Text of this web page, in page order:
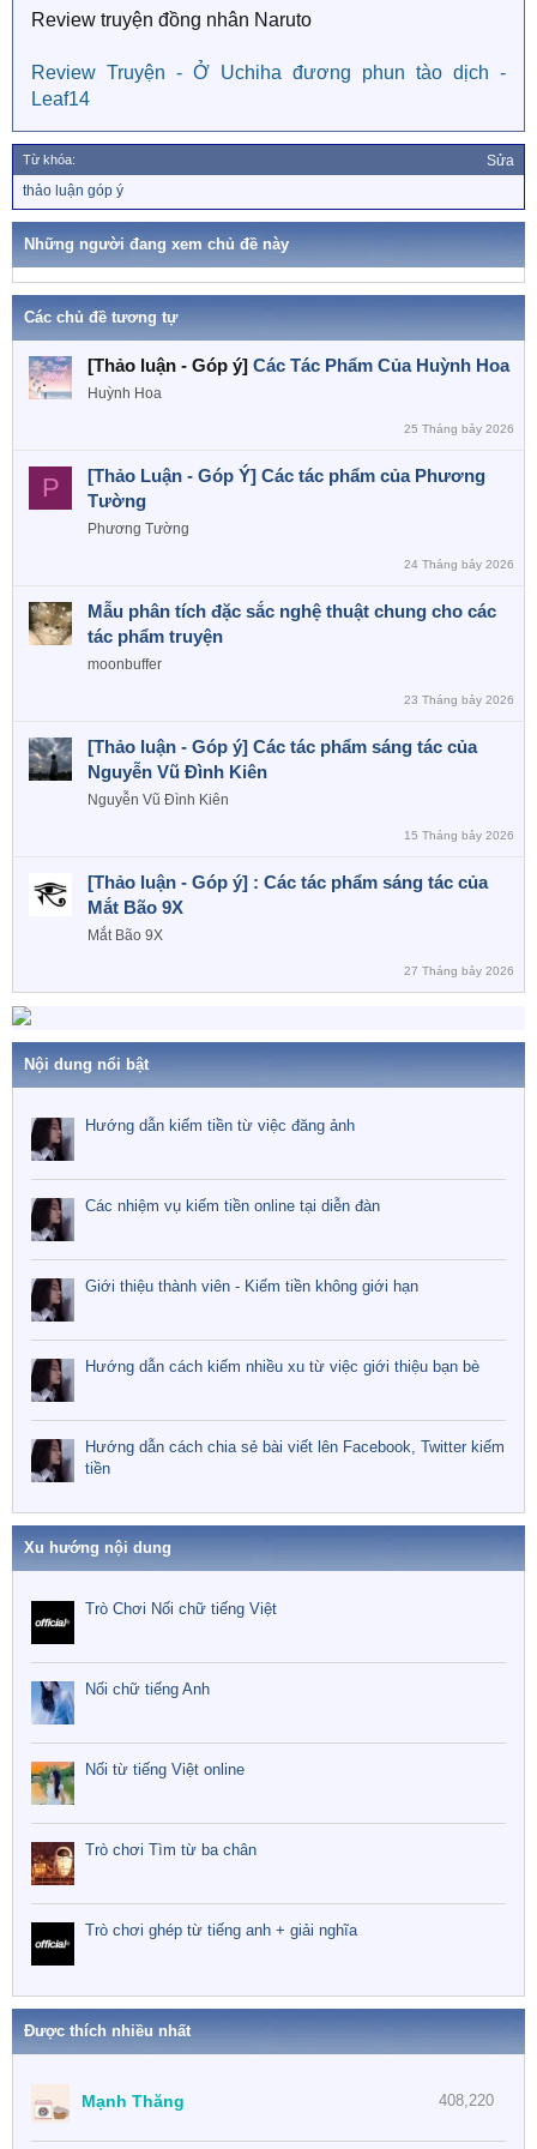
:Review truyện đồng nhân Naruto
Review Truyện - Ở Uchiha đương phun tào dịch -
Leaf14
Từ khóa: Sửa
ừ
k
thảo luận góp ý
Những người đang xem chủ đề này
Các chủ đề tương tự
[Thảo luận - Góp ý] Các Tác Phẩm Của Huỳnh Hoa
Huỳnh Hoa
25 Tháng bảy 2026
P
[Thảo Luận - Góp Ý] Các tác phẩm của Phương
Tường
Phương Tường
24 Tháng bảy 2026
Mẫu phân tích đặc sắc nghệ thuật chung cho các
tác phẩm truyện
moonbuffer
23 Tháng bảy 2026
[Thảo luận - Góp ý] Các tác phẩm sáng tác của
Nguyễn Vũ Đình Kiên
Nguyễn Vũ Đình Kiên
15 Tháng bảy 2026
[Thảo luận - Góp ý] : Các tác phẩm sáng tác của
Mắt Bão 9X
Mắt Bão 9X
27 Tháng bảy 2026
Nội dung nổi bật
Hướng dẫn kiếm tiền từ việc đăng ảnh
Các nhiệm vụ kiếm tiền online tại diễn đàn
Giới thiệu thành viên - Kiếm tiền không giới hạn
Hướng dẫn cách kiếm nhiều xu từ việc giới thiệu bạn bè
Hướng dẫn cách chia sẻ bài viết lên Facebook, Twitter kiếm
tiền
Xu hướng nội dung
Trò Chơi Nối chữ tiếng Việt
Nối chữ tiếng Anh
Nối từ tiếng Việt online
Trò chơi Tìm từ ba chân
Trò chơi ghép từ tiếng anh + giải nghĩa
Được thích nhiều nhất
408,220
Mạnh Thăng